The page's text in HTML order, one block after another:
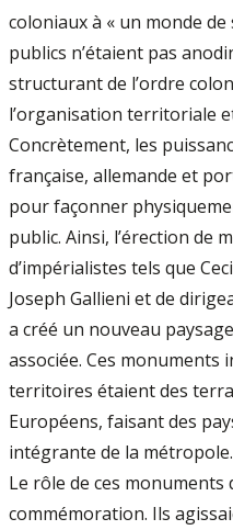
coloniaux à « un monde de
publics n’étaient pas
structurant de l’ordre
l’organisation territoriale
Concrètement, les
française, allemande et
pour façonner
public. Ainsi, l’érection de
d’impérialistes tels que
Joseph Gallieni et de
a créé un nouveau
associée. Ces monuments
territoires étaient des
Européens, faisant des
intégrante de la métropole.
Le rôle de ces
commémoration. Ils